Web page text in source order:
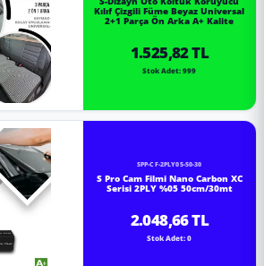
Kılıf Çizgili Füme Beyaz Universal
2+1 Parça Ön Arka A+ Kalite
1.525,82 TL
Stok Adet: 999
SPP-CF-2PLY05-50-30
S Pro Cam Filmi Nano Carbon XC
Serisi 2PLY %05 50cm/30mt
2.048,66 TL
Stok Adet: 0